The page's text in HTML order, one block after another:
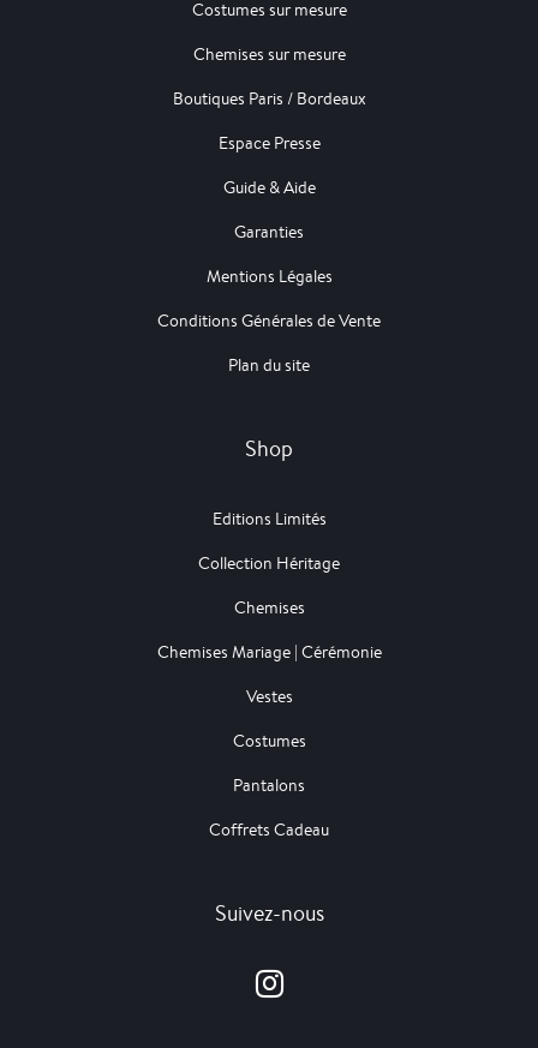
Costumes sur mesure
Chemises sur mesure
Boutiques Paris / Bordeaux
Espace Presse
Guide & Aide
Garanties
Mentions Légales
Conditions Générales de Vente
Plan du site
Shop
Editions Limités
Collection Héritage
Chemises
Chemises Mariage | Cérémonie
Vestes
Costumes
Pantalons
Coffrets Cadeau
Suivez-nous